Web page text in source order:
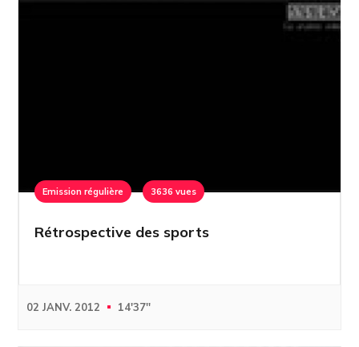
Emission régulière 3636 vues
Rétrospective des sports
02 JANV. 2012 14'37''